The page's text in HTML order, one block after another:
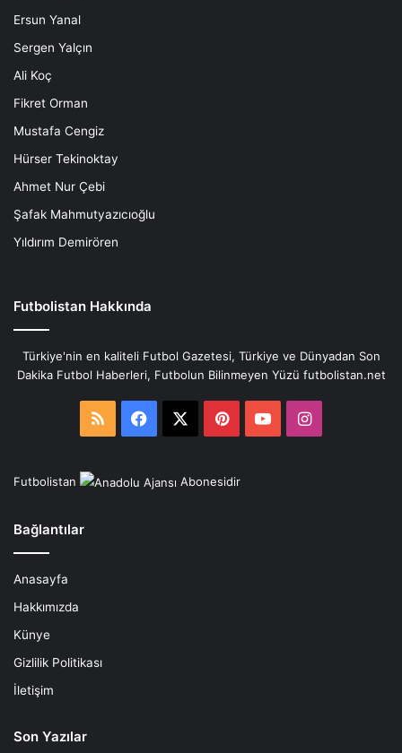
Ersun Yanal
Sergen Yalçın
Ali Koç
Fikret Orman
Mustafa Cengiz
Hürser Tekinoktay
Ahmet Nur Çebi
Şafak Mahmutyazıcıoğlu
Yıldırım Demirören
Futbolistan Hakkında
Türkiye'nin en kaliteli Futbol Gazetesi, Türkiye ve Dünyadan Son
Dakika Futbol Haberleri, Futbolun Bilinmeyen Yüzü futbolistan.net
RSS Facebook PinterestYouTubeInstagram
Futbolistan Abonesidir
Bağlantılar
Anasayfa
Hakkımızda
Künye
Gizlilik Politikası
İletişim
Son Yazılar